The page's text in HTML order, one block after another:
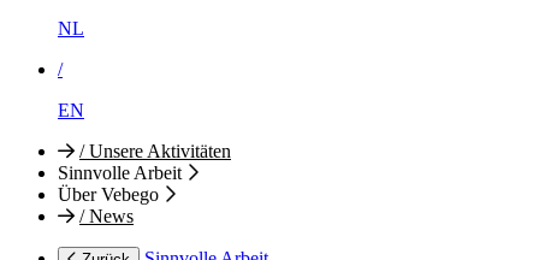
NL
/
EN
/Unsere Aktivitäten
Sinnvolle Arbeit
Über Vebego
/News